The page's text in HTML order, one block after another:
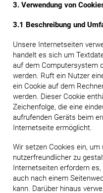
3. Verwendung von
3.1 Beschreibung und
Unsere Internetseiten
handelt es sich um
auf dem Computersystem
werden. Ruft ein Nutzer
ein Cookie auf dem
werden. Dieser Cookie
Zeichenfolge, die eine
aufrufenden Geräts beim
Internetseite ermöglicht.
Wir setzen Cookies ein,
nutzerfreundlicher zu
Internetseiten erfordern
auch nach einem
kann. Darüber hinaus